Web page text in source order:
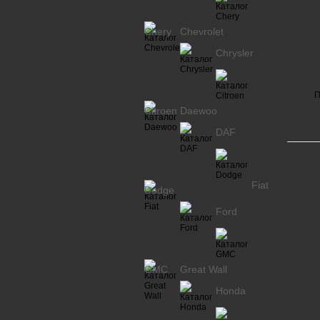
Chery
Chevrolet
Chrysler
Citroen Daewoo
DAF
Dodge Fiat
Ford
GMC
Great Wall
Honda